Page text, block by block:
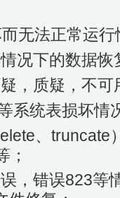
无法正常运
况下的数据恢
，质疑，不可
系统表损坏情
、truncate
；
，错误823等